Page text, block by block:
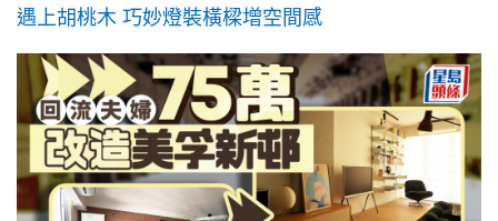
遇上胡桃木 巧妙燈裝橫樑增空間感